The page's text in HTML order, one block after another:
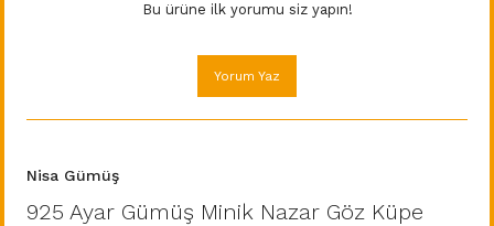
Bu ürüne ilk yorumu siz yapın!
Yorum Yaz
Nisa Gümüş
925 Ayar Gümüş Minik Nazar Göz Küpe